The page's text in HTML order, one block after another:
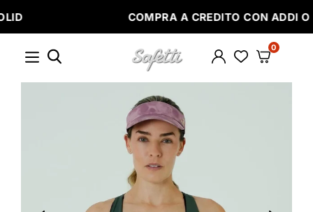
directamente
al
COMPRA A CREDITO CON ADDI O SISTECREDITO
SAFETTI
0